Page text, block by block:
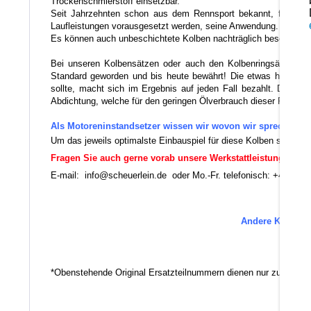
Seit Jahrzehnten schon aus dem Rennsport bekannt, findet
Laufleistungen vorausgesetzt werden, seine Anwendung.
Es können auch unbeschichtete Kolben nachträglich
Bei unseren Kolbensätzen oder auch den Kolbenringsätzen
Standard geworden und bis heute bewährt! Die etwas höhere
sollte, macht sich im Ergebnis auf jeden Fall bezahlt. Da die
Abdichtung, welche für den geringen Ölverbrauch dieser Ringe
Als Motoreninstandsetzer wissen wir wovon wir sprechen.
Um das jeweils optimalste Einbauspiel für diese Kolben
Fragen Sie auch gerne vorab unsere Werkstattleistungen an!
E-mail: info@scheuerlein.de oder Mo.-Fr. telefonisch: +49
Andere
*Obenstehende Original Ersatzteilnummern dienen nur zu